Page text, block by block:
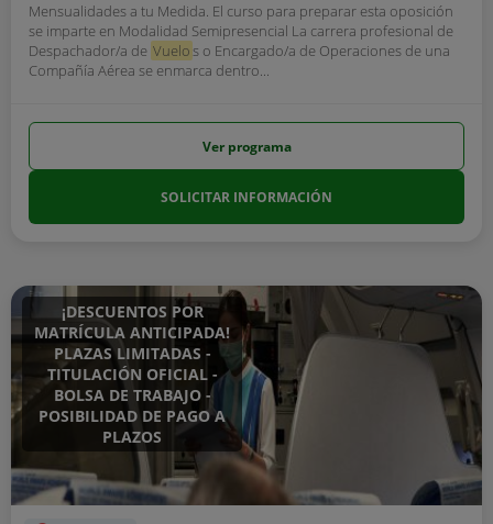
Mensualidades a tu Medida. El curso para preparar esta oposición
se imparte en Modalidad Semipresencial La carrera profesional de
Despachador/a de Vuelos o Encargado/a de Operaciones de una
Compañía Aérea se enmarca dentro...
Ver programa
SOLICITAR INFORMACIÓN
¡DESCUENTOS POR
MATRÍCULA ANTICIPADA!
PLAZAS LIMITADAS -
TITULACIÓN OFICIAL -
BOLSA DE TRABAJO -
POSIBILIDAD DE PAGO A
PLAZOS